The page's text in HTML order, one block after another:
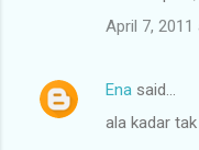
April 7, 2011
Ena said…
ala kadar